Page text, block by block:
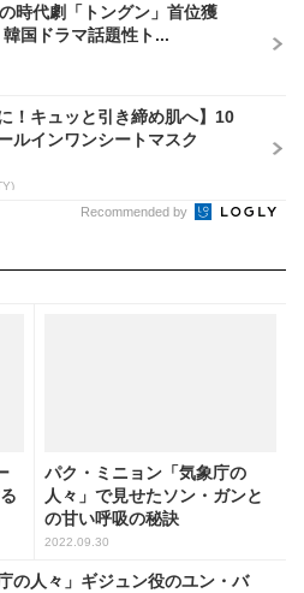
時代劇「トングン」首位獲
国ドラマ話題性ト...
！キュッと引き締め肌へ】10
ルインワンシートマスク
Recommended by
パク・ミニョン「気象庁の
人々」で見せたソン・ガンと
の甘い呼吸の秘訣
2022.09.30
の人々」ギジュン役のユン・バ